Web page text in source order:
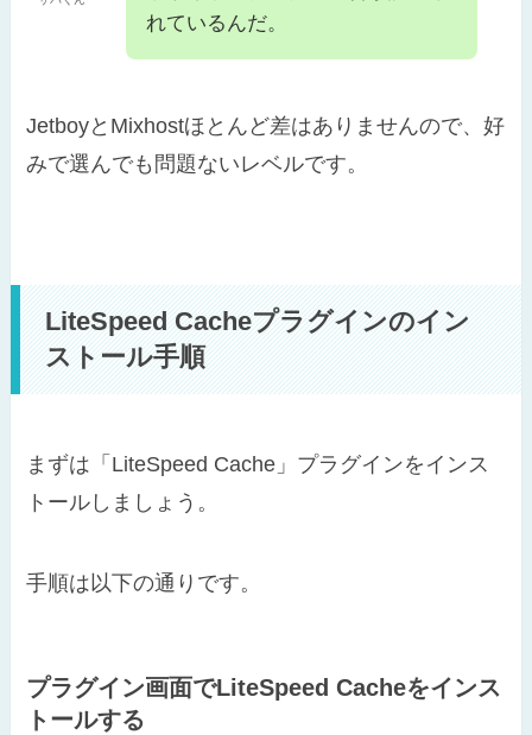
れているんだ。
JetboyとMixhostほとんど差はありませんので、好
みで選んでも問題ないレベルです。
LiteSpeed Cacheプラグインのイン
ストール手順
まずは「LiteSpeed Cache」プラグインをインス
トールしましょう。
手順は以下の通りです。
プラグイン画面でLiteSpeed Cacheをインス
トールする